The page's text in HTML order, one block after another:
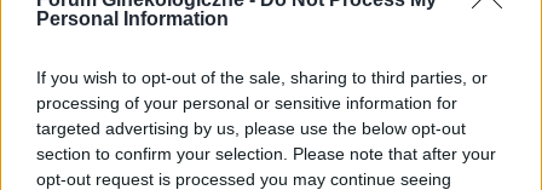
Personal Information
If you wish to opt-out of the sale, sharing to third parties, or
processing of your personal or sensitive information for
targeted advertising by us, please use the below opt-out
section to confirm your selection. Please note that after your
opt-out request is processed you may continue seeing
Zaczęłam znowu przyjmować tabletki mimo iż
tabletkę czy dzień ma znaczenia kiedy przyjęłam
pierwszą tabletkę ?
Forum:Ginekologia - forum dla rodziny i
gość